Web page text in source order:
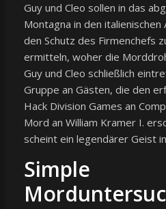
Guy und Cleo sollen in das
Montagna in den
den Schutz des Firmenchefs
ermitteln, woher die
Guy und Cleo schließlich
Gruppe an Gästen, die den
Hack Division Games an
Mord an William Kramer I.
scheint ein legendärer Geist
Simple